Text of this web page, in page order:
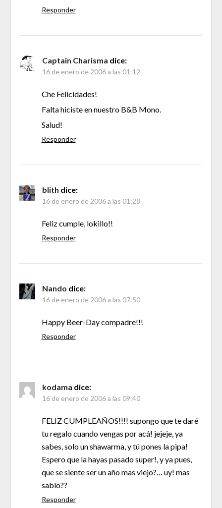
Responder
Captain Charisma dice:
16 de enero de 2006 a las 01:12
Che Felicidades!
Falta hiciste en nuestro B&B Mono.
Salud!
Responder
blith dice:
16 de enero de 2006 a las 01:28
Feliz cumple, lokillo!!
Responder
Nando dice:
16 de enero de 2006 a las 07:50
Happy Beer-Day compadre!!!
Responder
kodama dice:
16 de enero de 2006 a las 09:40
FELIZ CUMPLEAÑOS!!!! supongo que te daré
tu regalo cuando vengas por acá! jejeje, ya
sabes, solo un shawarma, y tú pones la pipa!
Espero que la hayas pasado super!, y ya pues,
que se siente ser un año mas viejo?… uy! mas
sabio??
Responder